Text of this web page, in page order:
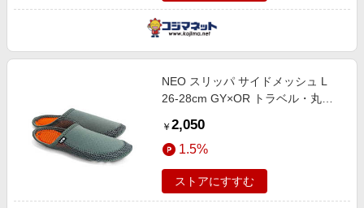
NEO スリッパ サイドメッシュ L
26-28cm GY×OR トラベル・丸洗
￥ 2,050
1.5%
ストアにすすむ